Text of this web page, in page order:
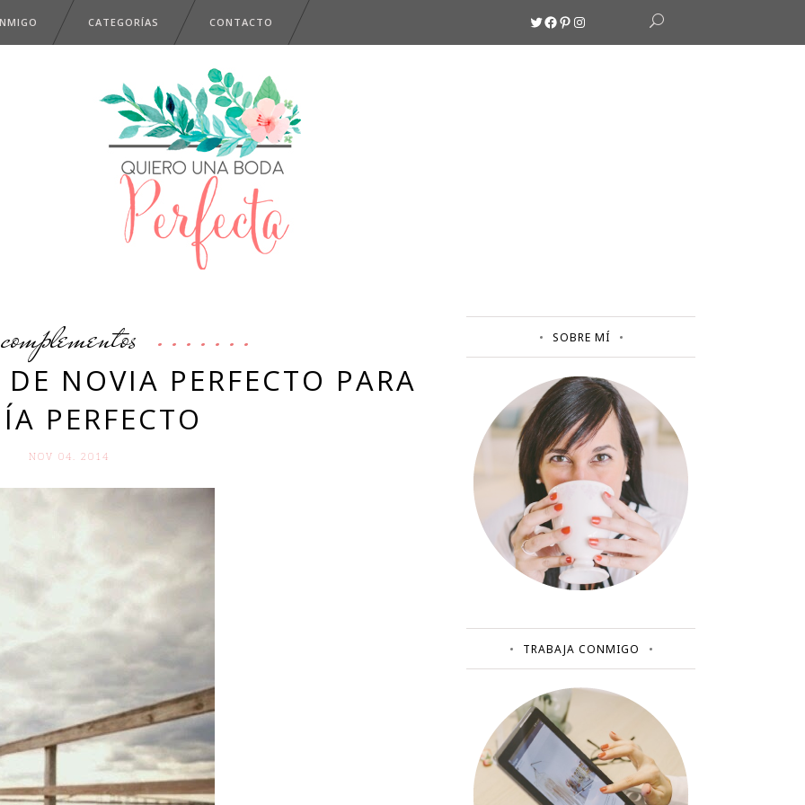
CATEGORÍAS CONTACTO Twitter
Facebook
Pinterest
Instagram
complementos
NOVIA PERFECTO PARA
PERFECTO
NOV 04. 2014
SOBRE MÍ
TRABAJA CONMIGO